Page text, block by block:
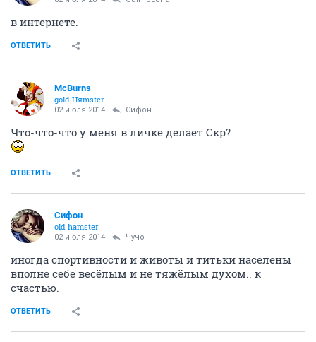
в интернете.
ОТВЕТИТЬ
McBurns
gold Няmster
02 июля 2014 Сифон
Что-что-что у меня в личке делает Скр?
ОТВЕТИТЬ
Сифон
old hamster
02 июля 2014 Чучо
иногда спортивности и животы и титьки населены
вполне себе весёлым и не тяжёлым духом.. к
счастью.
ОТВЕТИТЬ